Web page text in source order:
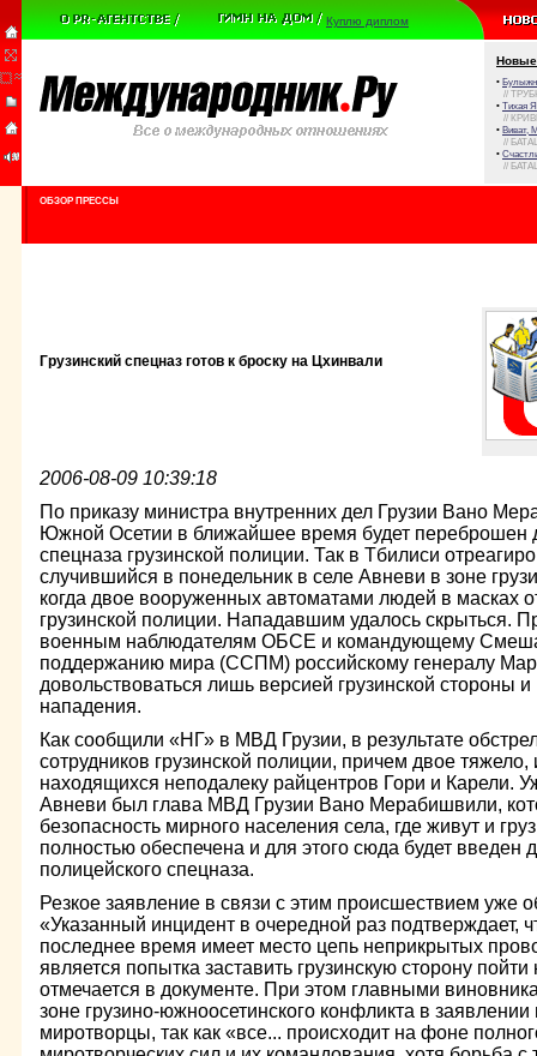
Куплю диплом
Новые
•
//
• Тихая
//
• Виват,
//
•
//
ОБЗОР ПРЕССЫ
Грузинский спецназ готов к броску на Цхинвали
2006-08-09 10:39:18
По приказу министра внутренних дел Грузии Вано
Южной Осетии в ближайшее время будет переброшен
спецназа грузинской полиции. Так в Тбилиси
случившийся в понедельник в селе Авневи в зоне
когда двое вооруженных автоматами людей в масках
грузинской полиции. Нападавшим удалось скрыться.
военным наблюдателям ОБСЕ и командующему
поддержанию мира (ССПМ) российскому генералу
довольствоваться лишь версией грузинской стороны
нападения.
Как сообщили «НГ» в МВД Грузии, в результате
сотрудников грузинской полиции, причем двое
находящихся неподалеку райцентров Гори и Карели.
Авневи был глава МВД Грузии Вано Мерабишвили,
безопасность мирного населения села, где живут и
полностью обеспечена и для этого сюда будет введен
полицейского спецназа.
Резкое заявление в связи с этим происшествием уже
«Указанный инцидент в очередной раз подтверждает,
последнее время имеет место цепь неприкрытых
является попытка заставить грузинскую сторону
отмечается в документе. При этом главными
зоне грузино-южноосетинского конфликта в
миротворцы, так как «все... происходит на фоне